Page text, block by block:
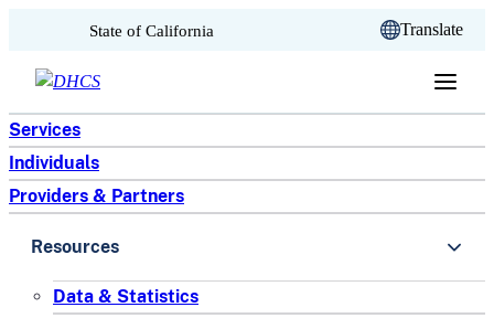
Skip to content
State of California Translate
Services
Individuals
Providers & Partners
Resources
Data & Statistics